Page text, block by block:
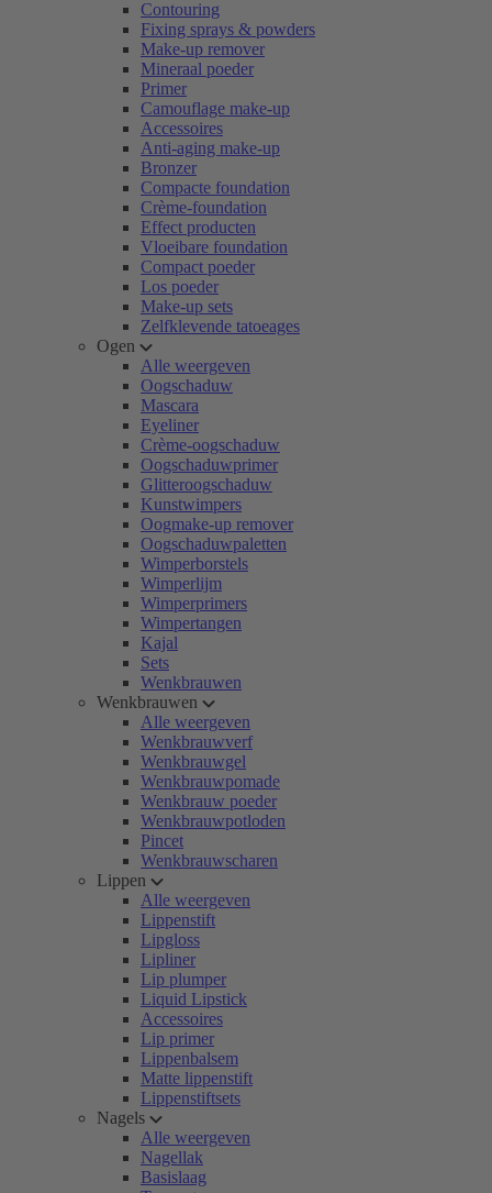
Contouring
Fixing sprays & powders
Make-up remover
Mineraal poeder
Primer
Camouflage make-up
Accessoires
Anti-aging make-up
Bronzer
Compacte foundation
Crème-foundation
Effect producten
Vloeibare foundation
Compact poeder
Los poeder
Make-up sets
Zelfklevende tatoeages
Ogen
Alle weergeven
Oogschaduw
Mascara
Eyeliner
Crème-oogschaduw
Oogschaduwprimer
Glitteroogschaduw
Kunstwimpers
Oogmake-up remover
Oogschaduwpaletten
Wimperborstels
Wimperlijm
Wimperprimers
Wimpertangen
Kajal
Sets
Wenkbrauwen
Wenkbrauwen
Alle weergeven
Wenkbrauwverf
Wenkbrauwgel
Wenkbrauwpomade
Wenkbrauw poeder
Wenkbrauwpotloden
Pincet
Wenkbrauwscharen
Lippen
Alle weergeven
Lippenstift
Lipgloss
Lipliner
Lip plumper
Liquid Lipstick
Accessoires
Lip primer
Lippenbalsem
Matte lippenstift
Lippenstiftsets
Nagels
Alle weergeven
Nagellak
Basislaag